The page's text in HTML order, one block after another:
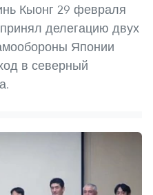
Кыонг 29 февраля
делегацию двух
Японии
в северный